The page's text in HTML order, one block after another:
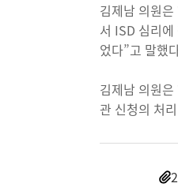
김제남 의원
서 ISD 심리
었다”고 말했
김제남 의원
관 신청의 처